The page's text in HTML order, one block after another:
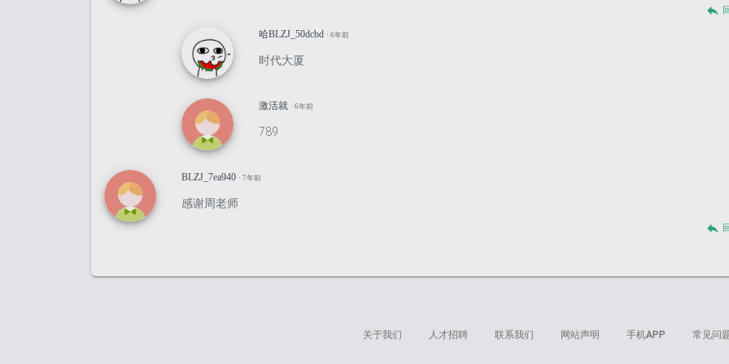
reply
哈BLZJ_50dcbd · 6年前
时代大厦
激活就 · 6年前
789
BLZJ_7ea940 · 7年前
感谢周老师
reply
关于我们 人才招聘 联系我们 网站声明 手机APP 常见问